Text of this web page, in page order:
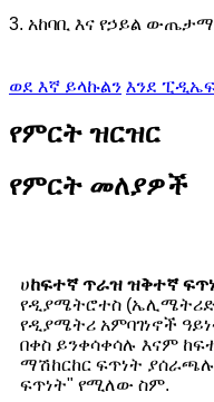
3. አከባቢ እና የኃይል
ወደ እኛ ይላኩልን እንደ
የምርት ዝርዝር
የምርት መለያዎች
ሀከፍተኛ ጥራዝ ዝቅተኛ
የዲያሜትሮተስ
የዲያሜትሪ አምባገነኖች
በቀስ ይንቀሳቀሳሉ እናም
ማሽከርከር ፍጥነት
ፍጥነት" የሚለው ስም.